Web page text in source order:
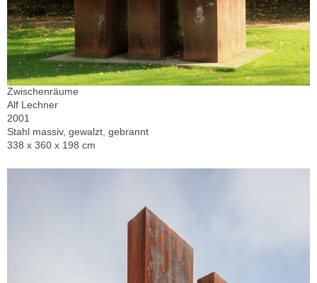
Zwischenräume
Alf Lechner
2001
Stahl massiv, gewalzt, gebrannt
338 x 360 x 198 cm